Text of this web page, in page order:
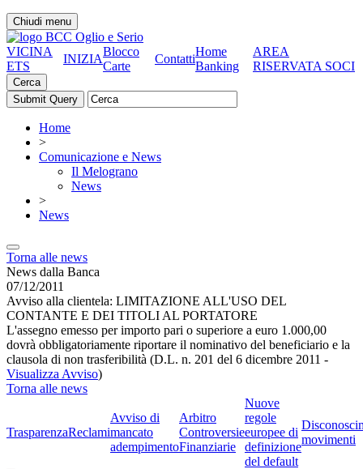
Chiudi menu
VICINA
ETS
INIZIA
Blocco
Carte
Contatti
Home
Banking
AREA
RISERVATA SOCI
Cerca
Home
>
Comunicazione e News
Il Melograno
News
>
News
Torna alle news
News dalla Banca
07/12/2011
Avviso alla clientela: LIMITAZIONE ALL'USO DEL
CONTANTE E DEI TITOLI AL PORTATORE
L'assegno emesso per importo pari o superiore a euro 1.000,00
dovrà obbligatoriamente riportare il nominativo del beneficiario e la
clausola di non trasferibilità (D.L. n. 201 del 6 dicembre 2011 -
Visualizza Avviso)
Torna alle news
TrasparenzaReclami
Avviso di
mancato
adempimento
Arbitro
Controversie
Finanziarie
Nuove
regole
europee di
definizione
del default
movimenti